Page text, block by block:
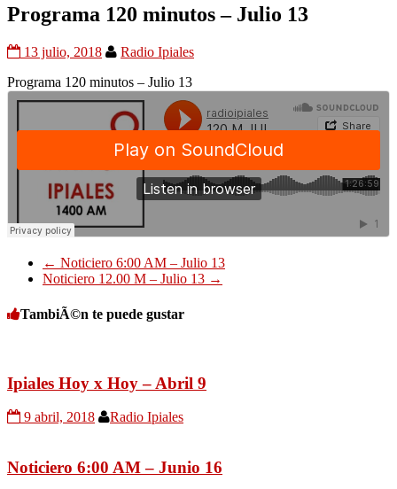
Programa 120 minutos – Julio 13
13 julio, 2018
Radio Ipiales
Programa 120 minutos – Julio 13
← Noticiero 6:00 AM – Julio 13
Noticiero 12.00 M – Julio 13 →
TambiÃ©n te puede gustar
Ipiales Hoy x Hoy – Abril 9
9 abril, 2018 Radio Ipiales
Noticiero 6:00 AM – Junio 16